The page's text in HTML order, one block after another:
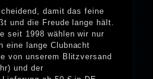
damit das feine
und die Freude lange hält.
seit 1998 wählen wir nur
eine lange Clubnacht
von unserem Blitzversand
und der